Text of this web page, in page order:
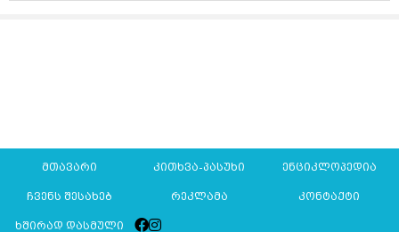
მთავარი კითხვა-პასუხი ენციკლოპედია
ჩვენს შესახებ რეკლამა კონტაქტი
ხშირად დასმული